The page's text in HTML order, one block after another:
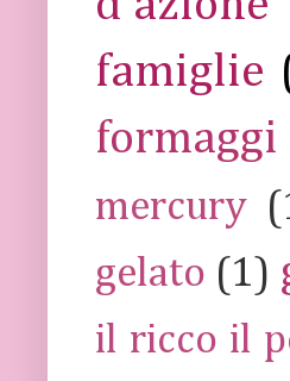
famiglie
formaggi
mercury
gelato (1)
il ricco il